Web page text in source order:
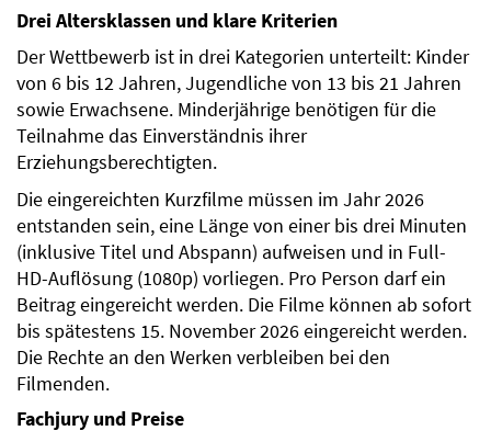
Drei Altersklassen und klare Kriterien
Der Wettbewerb ist in drei Kategorien unterteilt: Kinder
von 6 bis 12 Jahren, Jugendliche von 13 bis 21 Jahren
sowie Erwachsene. Minderjährige benötigen für die
Teilnahme das Einverständnis ihrer
Erziehungsberechtigten.
Die eingereichten Kurzfilme müssen im Jahr 2026
entstanden sein, eine Länge von einer bis drei Minuten
(inklusive Titel und Abspann) aufweisen und in Full-
HD-Auflösung (1080p) vorliegen. Pro Person darf ein
Beitrag eingereicht werden. Die Filme können ab sofort
bis spätestens 15. November 2026 eingereicht werden.
Die Rechte an den Werken verbleiben bei den
Filmenden.
Fachjury und Preise